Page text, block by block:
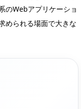
のWebアプリケーショ
められる場面で大きな